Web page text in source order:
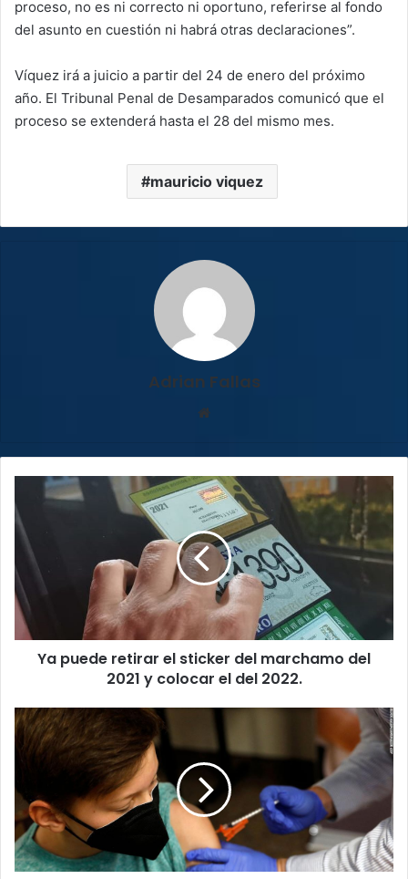
proceso, no es ni correcto ni oportuno, referirse al fondo
del asunto en cuestión ni habrá otras declaraciones”.
Víquez irá a juicio a partir del 24 de enero del próximo
año. El Tribunal Penal de Desamparados comunicó que el
proceso se extenderá hasta el 28 del mismo mes.
mauricio viquez
Adrian Fallas
puede
retirar
sticker
del
marchamo
del
2021
del
2022.
Ya puede retirar el sticker del marchamo del
2021 y colocar el del 2022.
Visitantes
de
Expo
podrán
hacer
trámites
de
aseguramiento